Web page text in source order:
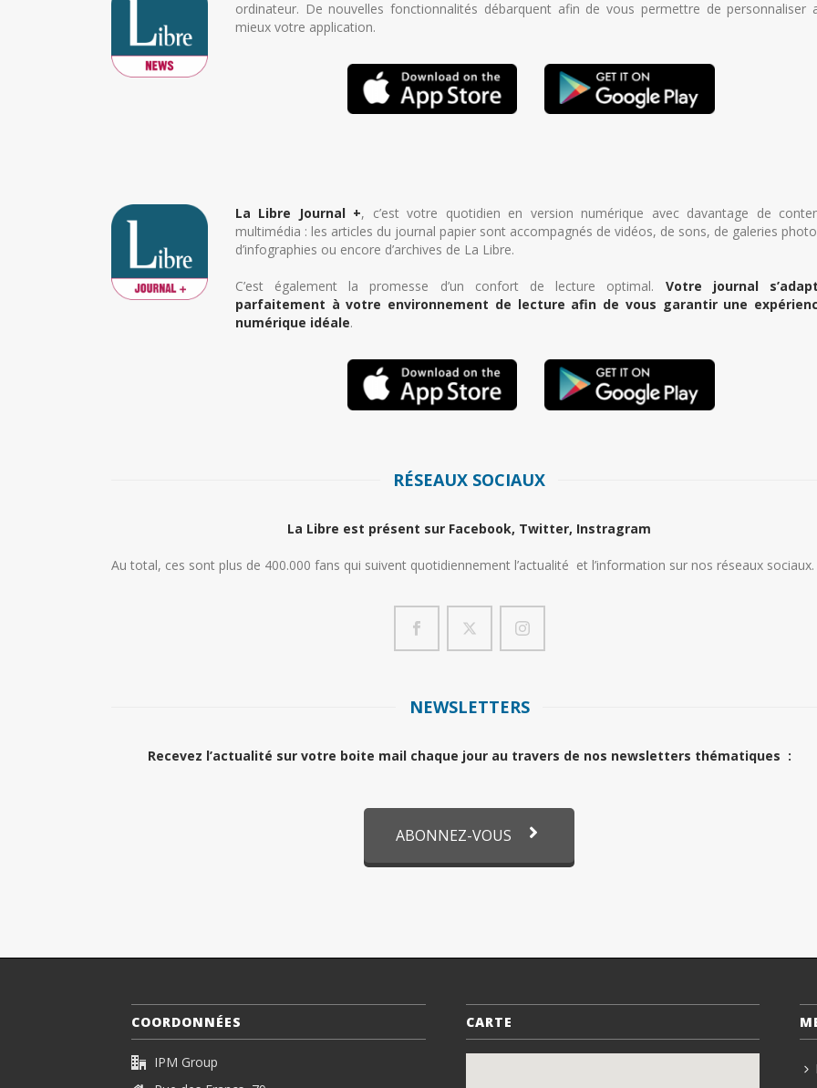
ordinateur. De nouvelles fonctionnalités débarquent afin de vous permettre de personnaliser
mieux votre application.
La Libre Journal +, c’est votre quotidien en version numérique avec davantage de
multimédia : les articles du journal papier sont accompagnés de vidéos, de sons, de galeries
d’infographies ou encore d’archives de La Libre.
C’est également la promesse d’un confort de lecture optimal. Votre journal
parfaitement à votre environnement de lecture afin de vous garantir une
numérique idéale.
RÉSEAUX SOCIAUX
La Libre est présent sur Facebook, Twitter, Instragram
Au total, ces sont plus de 400.000 fans qui suivent quotidiennement l’actualité et l’information sur nos réseaux sociaux.
NEWSLETTERS
Recevez l’actualité sur votre boite mail chaque jour au travers de nos newsletters thématiques :
ABONNEZ-VOUS
COORDONNÉES
IPM Group
CARTE